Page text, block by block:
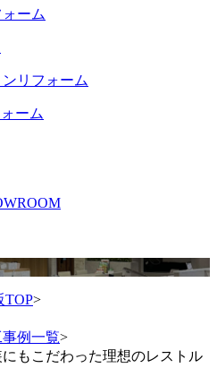
ーム
TOP>
事例一覧>
もこだわった理想のレストル